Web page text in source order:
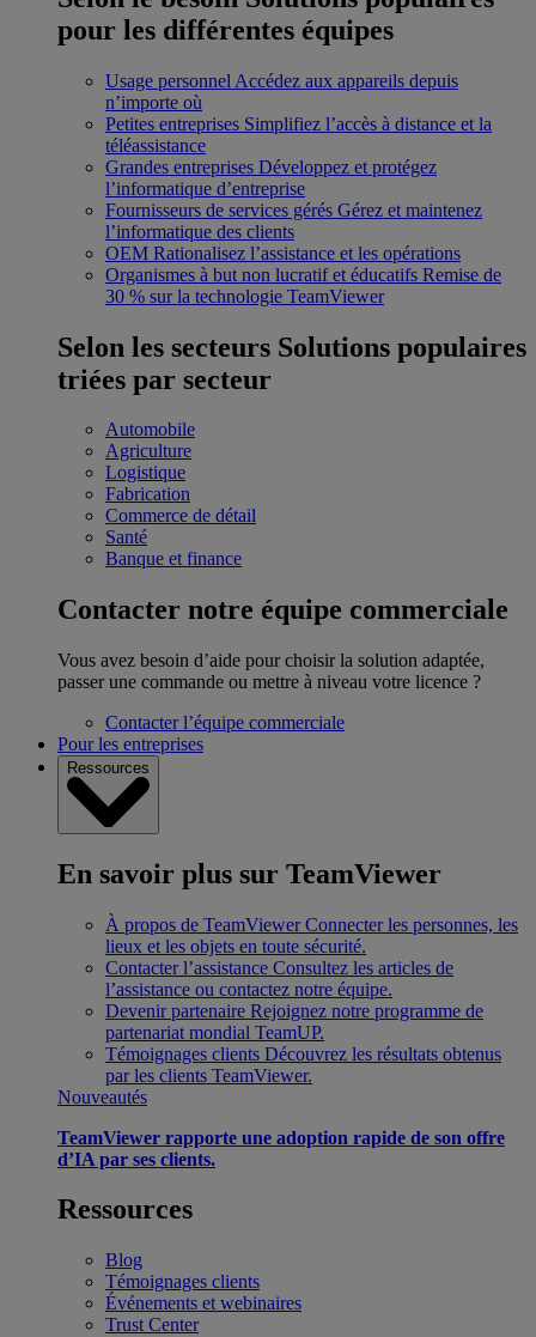
pour les différentes équipes
Usage personnel Accédez aux appareils depuis
n’importe où
Petites entreprises Simplifiez l’accès à distance et la
téléassistance
Grandes entreprises Développez et protégez
l’informatique d’entreprise
Fournisseurs de services gérés Gérez et maintenez
l’informatique des clients
OEM Rationalisez l’assistance et les opérations
Organismes à but non lucratif et éducatifs Remise de
30 % sur la technologie TeamViewer
Selon les secteurs Solutions populaires
triées par secteur
Automobile
Agriculture
Logistique
Fabrication
Commerce de détail
Santé
Banque et finance
Contacter notre équipe commerciale
Vous avez besoin d’aide pour choisir la solution adaptée,
passer une commande ou mettre à niveau votre licence ?
Contacter l’équipe commerciale
Pour les entreprises
Ressources
En savoir plus sur TeamViewer
À propos de TeamViewer Connecter les personnes, les
lieux et les objets en toute sécurité.
Contacter l’assistance Consultez les articles de
l’assistance ou contactez notre équipe.
Devenir partenaire Rejoignez notre programme de
partenariat mondial TeamUP.
Témoignages clients Découvrez les résultats obtenus
par les clients TeamViewer.
Nouveautés
TeamViewer rapporte une adoption rapide de son offre
d’IA par ses clients.
Ressources
Blog
Témoignages clients
Événements et webinaires
Trust Center